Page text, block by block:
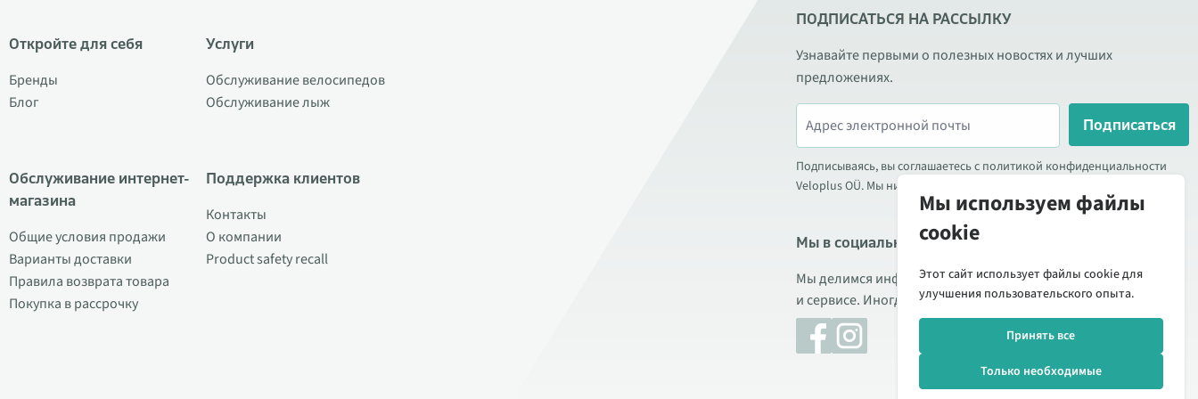
Откройте для себя
Бренды
Блог
Обслуживание интернет-
магазина
Общие условия продажи
Варианты доставки
Правила возврата товара
Покупка в рассрочку
Услуги
Обслуживание велосипедов
Обслуживание лыж
Поддержка клиентов
Контакты
О компании
Product safety recall
ПОДПИСАТЬСЯ НА РАССЫЛКУ
Узнавайте первыми о полезных новостях и лучших
предложениях.
Подписаться
Подписываясь, вы соглашаетесь с политикой конфиденциальности
Veloplus OÜ. Мы никогда не передаём ваши данные третьим лицам.
Мы в социальных сетях
Мы делимся информацией о выгодных акциях, новых товарах
и сервисе. Иногда публикуем обзоры продукции.
Мы используем файлы
cookie
Этот сайт использует файлы cookie для
улучшения пользовательского опыта.
Принять все
Только необходимые